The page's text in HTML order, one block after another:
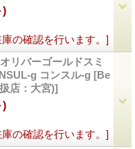
)
の確認を行います。]
リバーゴールドスミ
g コンスル-g [Be
店：大宮)]
)
の確認を行います。]